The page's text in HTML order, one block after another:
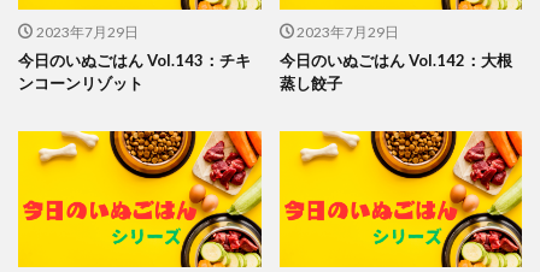
2023年7月29日
今日のいぬごはん Vol.143：チキ
ンコーンリゾット
2023年7月29日
今日のいぬごはん Vol.142：大根
蒸し餃子